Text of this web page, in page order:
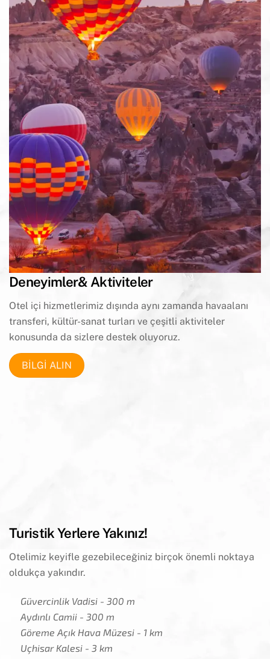
Deneyimler& Aktiviteler
Otel içi hizmetlerimiz dışında aynı zamanda havaalanı
transferi, kültür-sanat turları ve çeşitli aktiviteler
konusunda da sizlere destek oluyoruz.
BİLGİ ALIN
Turistik Yerlere Yakınız!
Otelimiz keyifle gezebileceğiniz birçok önemli noktaya
oldukça yakındır.
Güvercinlik Vadisi - 300 m
Aydınlı Camii - 300 m
Göreme Açık Hava Müzesi - 1 km
Uçhisar Kalesi - 3 km